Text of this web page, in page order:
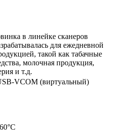
в линейке сканеров
для ежедневной
такой как табачные
молочная продукция,
и т.д.
VCOM (виртуальный)